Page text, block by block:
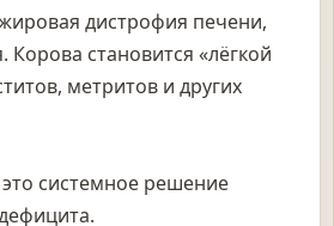
жировая дистрофия печени,
Корова становится «лёгкой
метритов и других
системное решение